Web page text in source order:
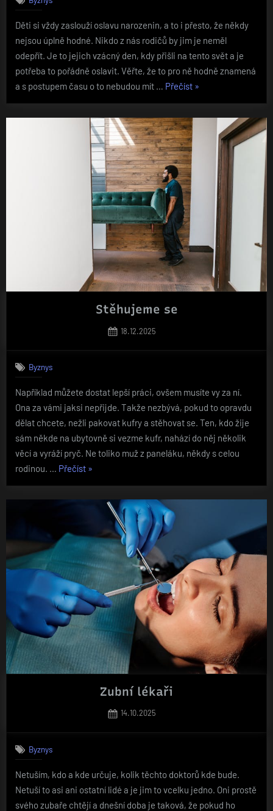
Děti si vždy zaslouží oslavu narozenin, a to i přesto, že někdy
nejsou úplně hodné. Nikdo z nás rodičů by jim je neměl
odepřít. Je to jejich vzácný den, kdy přišli na tento svět a je
potřeba to pořádně oslavit. Věřte, že to pro ně hodně znamená
a s postupem času o to nebudou mít … Přečíst„Co
na
narozeniny“
»
Stěhujeme se
Posted
18.12.2025
Byznys
Například můžete dostat lepší práci, ovšem musíte vy za ní.
Ona za vámi jaksi nepřijde. Takže nezbývá, pokud to opravdu
dělat chcete, nežli pakovat kufry a stěhovat se. Ten, kdo žije
sám někde na ubytovně si vezme kufr, nahází do něj několik
věcí a vyráží pryč. Ne toliko muž z paneláku, někdy s celou
rodinou. … Přečíst„Stěhujeme
»
Zubní lékaři
Posted
14.10.2025
Byznys
Netuším, kdo a kde určuje, kolik těchto doktorů kde bude.
Netuší to asi ani ostatní lidé a je jim to vcelku jedno. Oni prostě
svého zubaře chtějí a dnešní doba je taková, že pokud ho